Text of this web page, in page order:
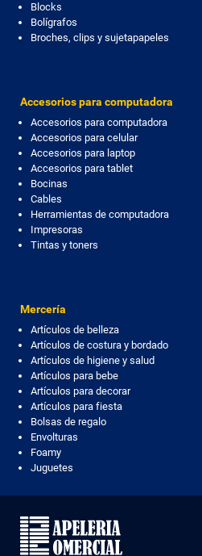
Blocks
Bolígrafos
Broches, clips y sujetapapeles
Accesorios para computadora
Accesorios para computadora
Accesorios para celular
Accesorios para laptop
Accesorios para tablet
Bocinas
Cables
Herramientas de computadora
Impresoras
Tintas y toners
Mercería
Artículos de belleza
Artículos de costura y bordado
Artículos de higiene y salud
Artículos para bebe
Artículos para decorar
Artículos para fiesta
Bolsas de regalo
Envolturas
Foamy
Juguetes